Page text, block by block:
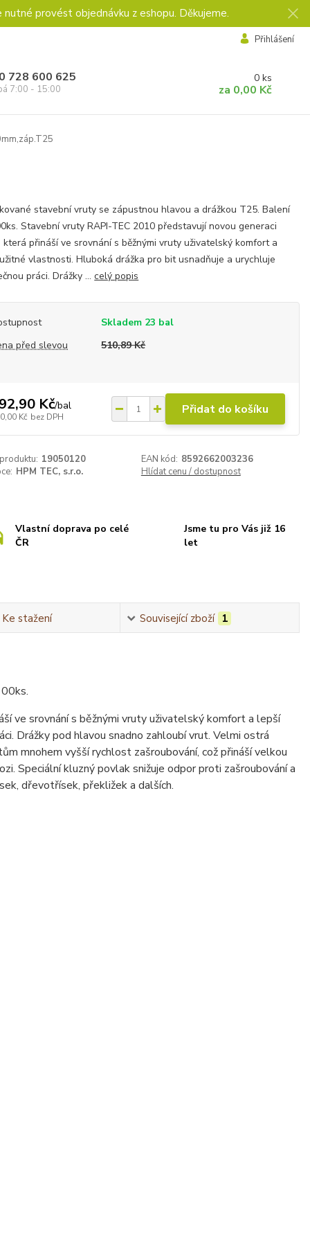
provést objednávku z eshopu. Děkujeme.
Přihlášení
728 600 625
7:00 - 15:00
0 ks
za 0,00 Kč
stavební vruty se zápustnou hlavou a drážkou T25. Balení
Stavební vruty RAPI-TEC 2010 představují novou generaci
která přináší ve srovnání s běžnými vruty uživatelský komfort a
vlastnosti. Hluboká drážka pro bit usnadňuje a urychluje
práci. Drážky ...celý popis
Skladem 23 bal
před slevou
510,89 Kč
Kč/bal
Kč bez DPH Přidat do košíku
19050120 EAN kód: 8592662003236
HPM TEC, s.r.o. Hlídat cenu / dostupnost
Vlastní doprava po celé
ČR
Jsme tu pro Vás již 16
let
Ke stažení Související zboží 1
ve srovnání s běžnými vruty uživatelský komfort a lepší
Drážky pod hlavou snadno zahloubí vrut. Velmi ostrá
mnohem vyšší rychlost zašroubování, což přináší velkou
Speciální kluzný povlak snižuje odpor proti zašroubování a
dřevotřísek, překližek a dalších.